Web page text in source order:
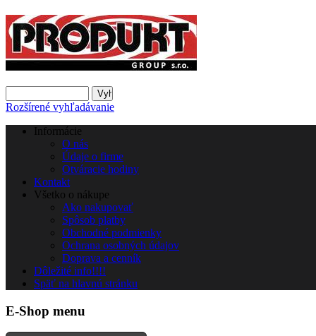
Rozšírené vyhľadávanie
Informácie
O nás
Údaje o firme
Otváracie hodiny
Kontakt
Všetko o nákupe
Ako nakupovať
Spôsob platby
Obchodné podmienky
Ochrana osobných údajov
Doprava a cenník
Dôležité info!!!!
Späť na hlavnú stránku
E-Shop menu